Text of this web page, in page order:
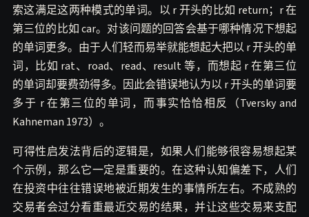
索这满足这两种模式的单词。以 r 开头的比如 return；r 在
第三位的比如 car。对该问题的回答会基于哪种情况下想起
的单词更多。由于人们轻而易举就能想起大把以 r 开头的单
词，比如 rat、road、read、result 等，而想起 r 在第三位
的单词却要费劲得多。因此会错误地认为以 r 开头的单词要
多于 r 在第三位的单词，而事实恰恰相反（Tversky and
Kahneman 1973）。
可得性启发法背后的逻辑是，如果人们能够很容易想起某
个示例，那么它一定是重要的。在这种认知偏差下，人们
在投资中往往错误地被近期发生的事情所左右。不成熟的
交易者会过分看重最近交易的结果，并让这些交易来支配